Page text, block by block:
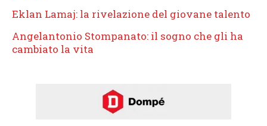
Eklan Lamaj: la rivelazione del giovane talento
Angelantonio Stompanato: il sogno che gli ha
cambiato la vita